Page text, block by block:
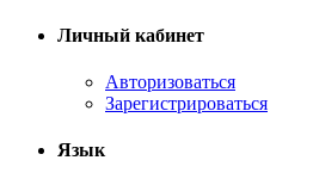
Личный кабинет
Авторизоваться
Зарегистрироваться
Язык